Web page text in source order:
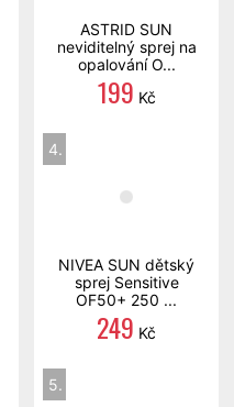
ASTRID SUN
neviditelný sprej na
opalování O...
199 Kč
4.
NIVEA SUN dětský
sprej Sensitive
OF50+ 250 ...
249 Kč
5.